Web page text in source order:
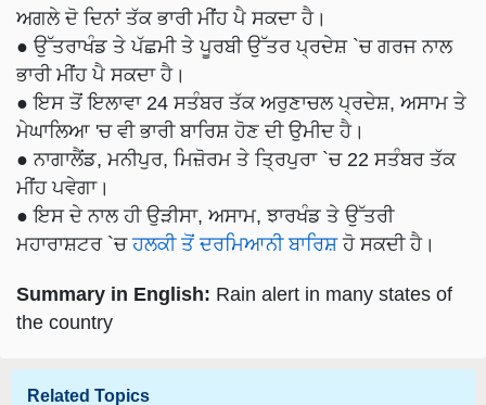
● ਉੱਤਰਾਖੰਡ ਤੇ ਪੱਛਮੀ ਤੇ ਪੂਰਬੀ ਉੱਤਰ ਪ੍ਰਦੇਸ਼ `ਚ ਗਰਜ ਨਾਲ
ਭਾਰੀ ਮੀਂਹ ਪੈ ਸਕਦਾ ਹੈ।
● ਇਸ ਤੋਂ ਇਲਾਵਾ 24 ਸਤੰਬਰ ਤੱਕ ਅਰੁਣਾਚਲ ਪ੍ਰਦੇਸ਼, ਅਸਾਮ ਤੇ
ਮੇਘਾਲਿਆ 'ਚ ਵੀ ਭਾਰੀ ਬਾਰਿਸ਼ ਹੋਣ ਦੀ ਉਮੀਦ ਹੈ।
● ਨਾਗਾਲੈਂਡ, ਮਨੀਪੁਰ, ਮਿਜ਼ੋਰਮ ਤੇ ਤ੍ਰਿਪੁਰਾ `ਚ 22 ਸਤੰਬਰ ਤੱਕ
ਮੀਂਹ ਪਵੇਗਾ।
● ਇਸ ਦੇ ਨਾਲ ਹੀ ਉੜੀਸਾ, ਅਸਾਮ, ਝਾਰਖੰਡ ਤੇ ਉੱਤਰੀ
ਮਹਾਰਾਸ਼ਟਰ `ਚਹਲਕੀ ਤੋਂ ਦਰਮਿਆਨੀ ਬਾਰਿਸ਼ਹੋ ਸਕਦੀ ਹੈ।
the country